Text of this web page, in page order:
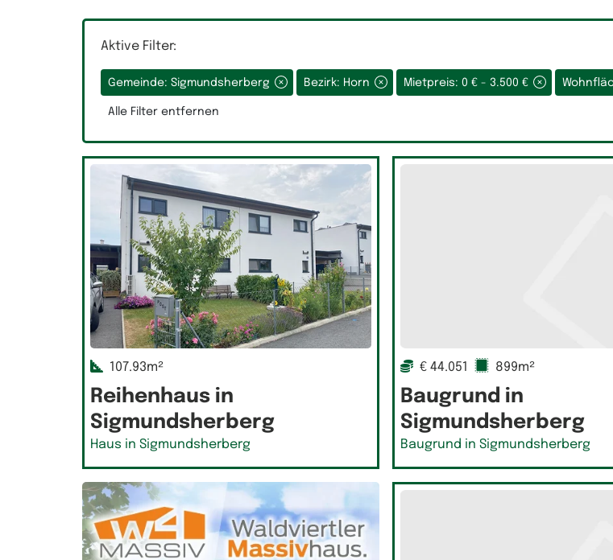
Aktive Filter:
Gemeinde: Sigmundsherberg Bezirk: Horn Mietpreis: 0 € - 3.500 €
Alle Filter entfernen
107.93m²
Reihenhaus in
Sigmundsherberg
Haus in Sigmundsherberg
€ 44.051 899m²
Baugrund in
Sigmundsherberg
Baugrund in Sigmundsherberg